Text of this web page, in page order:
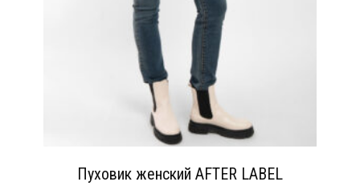
Пуховик женский AFTER LABEL